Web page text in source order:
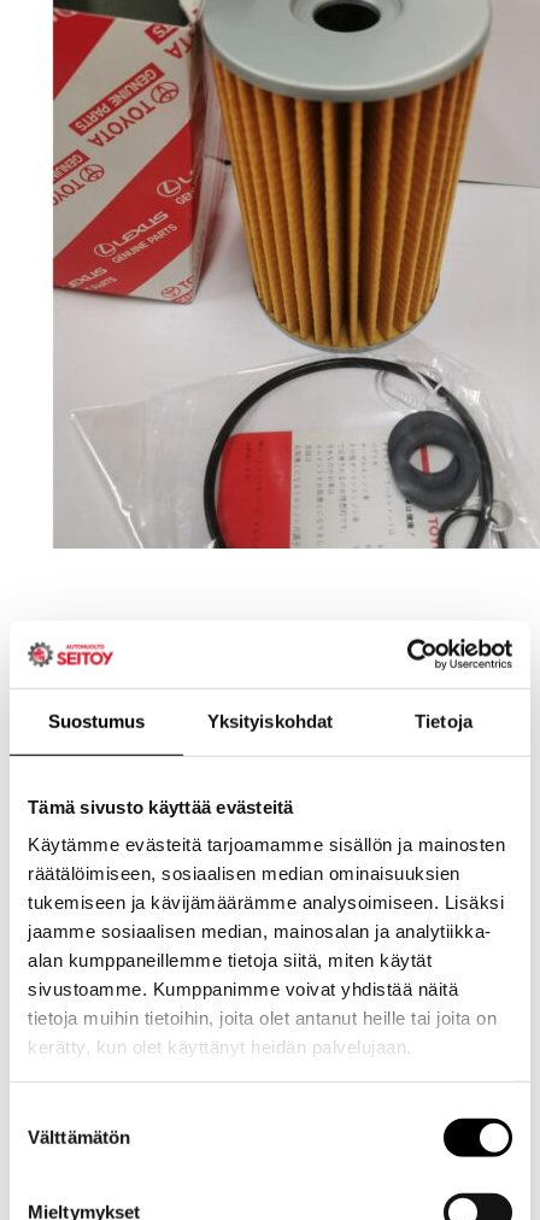
Suostumus Yksityiskohdat Tietoja
Tämä sivusto käyttää evästeitä
Käytämme evästeitä tarjoamamme sisällön ja mainosten
räätälöimiseen, sosiaalisen median ominaisuuksien
tukemiseen ja kävijämäärämme analysoimiseen. Lisäksi
jaamme sosiaalisen median, mainosalan ja analytiikka-
alan kumppaneillemme tietoja siitä, miten käytät
sivustoamme. Kumppanimme voivat yhdistää näitä
tietoja muihin tietoihin, joita olet antanut heille tai joita on
kerätty, kun olet käyttänyt heidän palvelujaan.
valinta
Välttämätön
Mieltymykset